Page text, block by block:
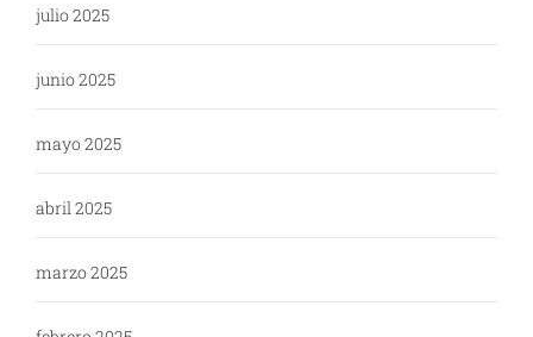
julio 2025
junio 2025
mayo 2025
abril 2025
marzo 2025